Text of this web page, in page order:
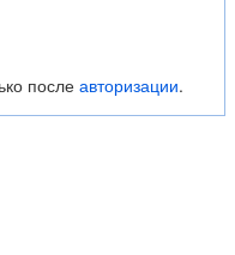
после авторизации.